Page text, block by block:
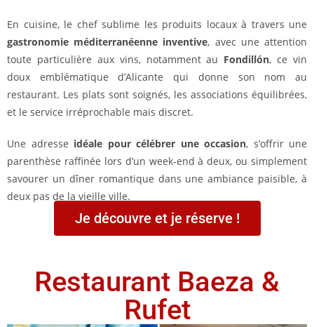
En cuisine, le chef sublime les produits locaux à travers une
gastronomie méditerranéenne inventive, avec une attention
toute particulière aux vins, notamment au Fondillón, ce vin
doux emblématique d’Alicante qui donne son nom au
restaurant. Les plats sont soignés, les associations équilibrées,
et le service irréprochable mais discret.
Une adresse idéale pour célébrer une occasion, s’offrir une
parenthèse raffinée lors d’un week-end à deux, ou simplement
savourer un dîner romantique dans une ambiance paisible, à
deux pas de la vieille ville.
Je découvre et je réserve !
Restaurant Baeza &
Rufet